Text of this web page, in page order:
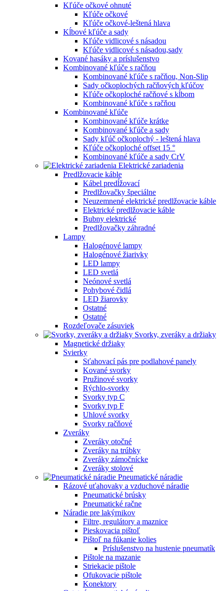
Kľúče očkové ohnuté
Kľúče očkové
Kľúče očkové-leštená hlava
Kĺbové kľúče a sady
Kľúče vidlicové s násadou
Kľúče vidlicové s násadou,sady
Kované hasáky a príslušenstvo
Kombinované kľúče s račňou
Kombinované kľúče s račňou, Non-Slip
Sady očkoplochých račňových kľúčov
Kľúče očkoploché račňové s kĺbom
Kombinované kľúče s račňou
Kombinované kľúče
Kombinované kľúče krátke
Kombinované kľúče a sady
Sady kľúč očkoplochý - leštená hlava
Kľúče očkoploché offset 15 °
Kombinované kľúče a sady CrV
Elektrické zariadenia
Predlžovacie káble
Kábel predĺžovací
Predlžovačky špeciálne
Neuzemnené elektrické predlžovacie káble
Elektrické predlžovacie káble
Bubny elektrické
Predlžovačky záhradné
Lampy
Halogénové lampy
Halogénové žiarivky
LED lampy
LED svetlá
Neónové svetlá
Pohybové čidlá
LED žiarovky
Ostatné
Ostatné
Rozdeľovače zásuviek
Svorky, zveráky a držiaky
Magnetické držiaky
Svierky
Sťahovací pás pre podlahové panely
Kované svorky
Pružinové svorky
Rýchlo-svorky
Svorky typ C
Svorky typ F
Uhlové svorky
Svorky račňové
Zveráky
Zveráky otočné
Zveráky na trúbky
Zveráky zámočnícke
Zveráky stolové
Pneumatické náradie
Rázové uťahovaky a vzduchové náradie
Pneumatické brúsky
Pneumatické račne
Náradie pre lakýrnikov
Filtre, regulátory a maznice
Pieskovacia pištoľ
Pištoľ na fúkanie kolies
Príslušenstvo na hustenie pneumatík
Pištole na mazanie
Striekacie pištole
Ofukovacie pištole
Konektory